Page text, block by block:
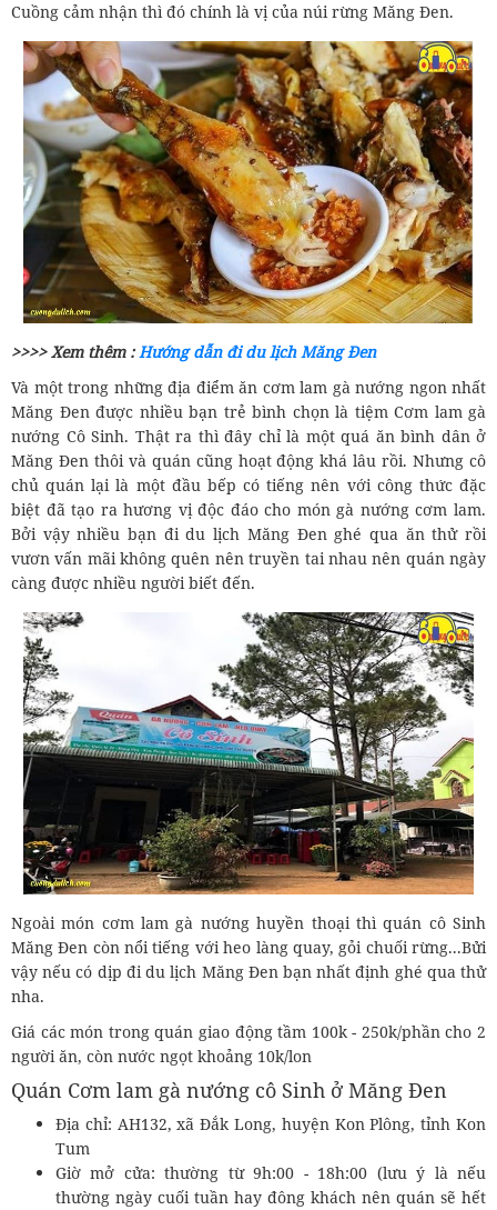
Cuồng cảm nhận thì đó chính là vị của núi rừng Măng Đen.
>>>> Xem thêm :Hướng dẫn đi du lịch Măng Đen
Và một trong những địa điểm ăn cơm lam gà nướng ngon nhất
Măng Đen được nhiều bạn trẻ bình chọn là tiệm Cơm lam gà
nướng Cô Sinh. Thật ra thì đây chỉ là một quá ăn bình dân ở
Măng Đen thôi và quán cũng hoạt động khá lâu rồi. Nhưng cô
chủ quán lại là một đầu bếp có tiếng nên với công thức đặc
biệt đã tạo ra hương vị độc đáo cho món gà nướng cơm lam.
Bởi vậy nhiều bạn đi du lịch Măng Đen ghé qua ăn thử rồi
vươn vấn mãi không quên nên truyền tai nhau nên quán ngày
càng được nhiều người biết đến.
Ngoài món cơm lam gà nướng huyền thoại thì quán cô Sinh
Măng Đen còn nổi tiếng với heo làng quay, gỏi chuối rừng...Bửi
vậy nếu có dịp đi du lịch Măng Đen bạn nhất định ghé qua thử
nha.
Giá các món trong quán giao động tầm 100k - 250k/phần cho 2
người ăn, còn nước ngọt khoảng 10k/lon
Quán Cơm lam gà nướng cô Sinh ở Măng Đen
Địa chỉ: AH132, xã Đắk Long, huyện Kon Plông, tỉnh Kon
Tum
Giờ mở cửa: thường từ 9h:00 - 18h:00 (lưu ý là nếu
thường ngày cuối tuần hay đông khách nên quán sẽ hết